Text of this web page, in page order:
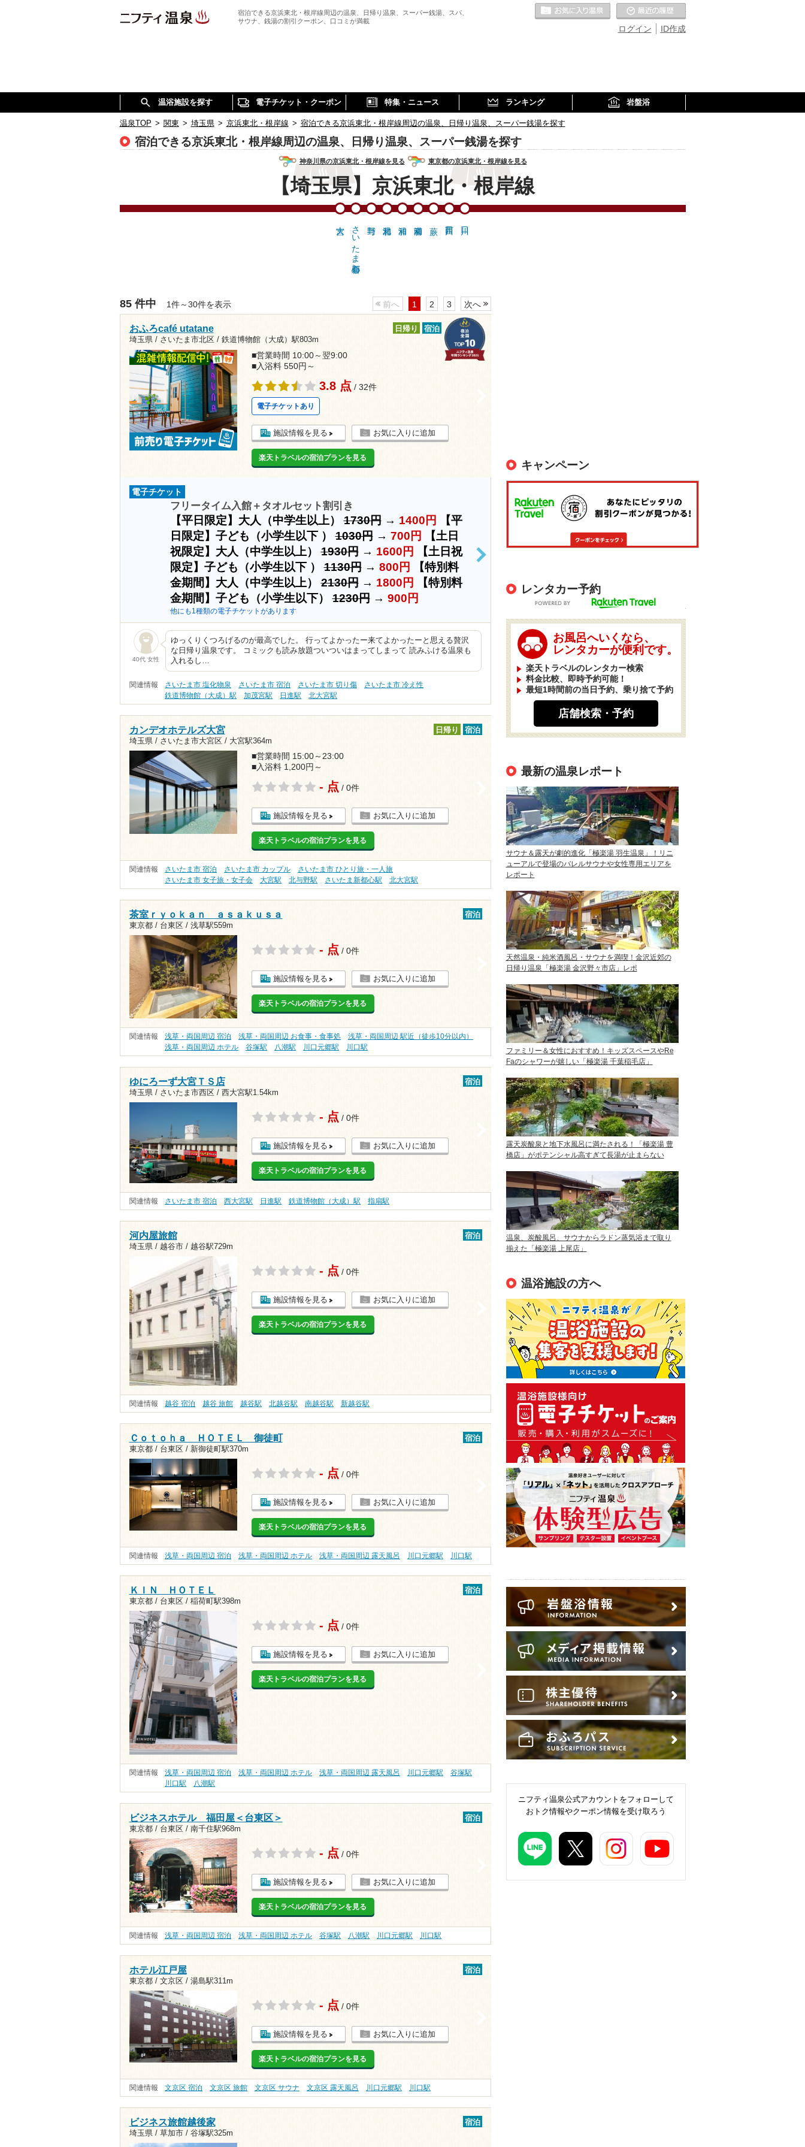
宿泊できる京浜東北・根岸線周辺の温泉、日帰り温泉、スーパー銭湯、スパ、
サウナ、銭湯の割引クーポン、口コミが満載
ID作成
ログイン
お気に入りの温泉
温浴施設を探す 電子チケット・クーポン 特集・ニュース ランキング 岩盤浴
温泉TOP > 関東 > 埼玉県 > 京浜東北・根岸線 > 宿泊できる京浜東北・根岸線周辺の温泉、日帰り温泉、スーパー銭湯を探す
宿泊できる京浜東北・根岸線周辺の温泉、日帰り温泉、スーパー銭湯を探す
神奈川県の京浜東北・根岸線を見る 東京都の京浜東北・根岸線を見る
【埼玉県】京浜東北・根岸線
さいたま新都心…
85 件中 1件～30件を表示 前へ 1 2 3 次へ
おふろcafé utatane
埼玉県 / さいたま市北区 / 鉄道博物館（大成）駅803m
日帰り 宿泊
■営業時間 10:00～翌9:00
■入浴料 550円～
3.8 点 / 32件
電子チケットあり
施設情報を見る お気に入りに追加
楽天トラベルの宿泊プランを見る
電子チケット
フリータイム入館＋タオルセット割引き
【平日限定】大人（中学生以上）1730円→ 1400円
【平
日限定】子ども（小学生以下 ）1030円→ 700円
【土日
祝限定】大人（中学生以上）1930円→ 1600円
【土日祝
限定】子ども（小学生以下 ）1130円→ 800円
【特別料
金期間】大人（中学生以上）2130円→ 1800円
【特別料
金期間】子ども（小学生以下）1230円→ 900円
他にも1種類の電子チケットがあります
>
40代 女性
ゆっくりくつろげるのが最高でした。 行ってよかったー来てよかったーと思える贅沢
な日帰り温泉です。 コミックも読み放題ついついはまってしまって 読みふける温泉も
入れるし…
関連情報 さいたま市 塩化物泉 さいたま市 宿泊 さいたま市 切り傷
さいたま市 冷え性
鉄道博物館（大成）駅
加茂宮駅 日進駅 北大宮駅
カンデオホテルズ大宮
埼玉県 / さいたま市大宮区 / 大宮駅364m
日帰り 宿泊
■営業時間 15:00～23:00
■入浴料 1,200円～
- 点 / 0件
施設情報を見る お気に入りに追加
楽天トラベルの宿泊プランを見る
関連情報 さいたま市 宿泊 さいたま市 カップル
さいたま市 ひとり旅・一人旅
さいたま市 女子旅・女子会
大宮駅 北与野駅 さいたま新都心駅 北大宮駅
茶室ｒｙｏｋａｎ ａｓａｋｕｓａ
東京都 / 台東区 / 浅草駅559m
宿泊
- 点 / 0件
施設情報を見る お気に入りに追加
楽天トラベルの宿泊プランを見る
関連情報 浅草・両国周辺 宿泊 浅草・両国周辺 お食事・食事処
浅草・両国周辺 駅近（徒歩10分以内）
浅草・両国周辺 ホテル
谷塚駅 八潮駅 川口元郷駅 川口駅
ゆにろーず大宮ＴＳ店
埼玉県 / さいたま市西区 / 西大宮駅1.54km
宿泊
- 点 / 0件
施設情報を見る お気に入りに追加
楽天トラベルの宿泊プランを見る
関連情報 さいたま市 宿泊 西大宮駅 日進駅 鉄道博物館（大成）駅 指扇駅
河内屋旅館
埼玉県 / 越谷市 / 越谷駅729m
宿泊
- 点 / 0件
施設情報を見る お気に入りに追加
楽天トラベルの宿泊プランを見る
関連情報 越谷 宿泊 越谷 旅館 越谷駅 北越谷駅 南越谷駅 新越谷駅
Ｃｏｔｏｈａ ＨＯＴＥＬ 御徒町
東京都 / 台東区 / 新御徒町駅370m
宿泊
- 点 / 0件
施設情報を見る お気に入りに追加
楽天トラベルの宿泊プランを見る
関連情報 浅草・両国周辺 宿泊 浅草・両国周辺 ホテル 浅草・両国周辺 露天風呂 川口元郷駅 川口駅
ＫＩＮ ＨＯＴＥＬ
東京都 / 台東区 / 稲荷町駅398m
宿泊
- 点 / 0件
施設情報を見る お気に入りに追加
楽天トラベルの宿泊プランを見る
関連情報 浅草・両国周辺 宿泊 浅草・両国周辺 ホテル 浅草・両国周辺 露天風呂 川口元郷駅
谷塚駅
川口駅
八潮駅
ビジネスホテル 福田屋＜台東区＞
東京都 / 台東区 / 南千住駅968m
宿泊
- 点 / 0件
施設情報を見る お気に入りに追加
楽天トラベルの宿泊プランを見る
関連情報 浅草・両国周辺 宿泊 浅草・両国周辺 ホテル 谷塚駅 八潮駅 川口元郷駅 川口駅
ホテル江戸屋
東京都 / 文京区 / 湯島駅311m
宿泊
- 点 / 0件
施設情報を見る お気に入りに追加
楽天トラベルの宿泊プランを見る
関連情報 文京区 宿泊 文京区 旅館 文京区 サウナ 文京区 露天風呂 川口元郷駅 川口駅
ビジネス旅館越後家
埼玉県 / 草加市 / 谷塚駅325m
宿泊
キャンペーン
レンタカー予約
お風呂へいくなら、
レンタカーが便利です。
楽天トラベルのレンタカー検索
料金比較、即時予約可能！
最短1時間前の当日予約、乗り捨て予約
店舗検索・予約
最新の温泉レポート
サウナ＆露天が劇的進化「極楽湯 羽生温泉」！リニ
ューアルで登場のバレルサウナや女性専用エリアを
レポート
天然温泉・純米酒風呂・サウナを満喫！金沢近郊の
日帰り温泉「極楽湯 金沢野々市店」レポ
ファミリー＆女性におすすめ！キッズスペースやRe
Faのシャワーが嬉しい「極楽湯 千葉稲毛店」
露天炭酸泉と地下水風呂に満たされる！「極楽湯 豊
橋店」がポテンシャル高すぎて長湯が止まらない
温泉、炭酸風呂、サウナからラドン蒸気浴まで取り
揃えた「極楽湯 上尾店」
温浴施設の方へ
ニフティ温泉を使って手軽に
ニフティ温泉公式アカウントをフォローして
おトク情報やクーポン情報を受け取ろう